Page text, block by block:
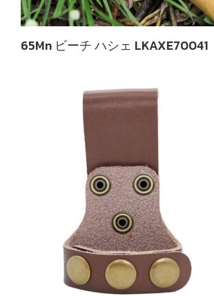
65Mn ビーチ ハシェ LKAXE70041